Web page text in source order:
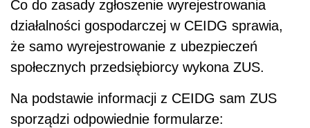
Co do zasady zgłoszenie wyrejestrowania
działalności gospodarczej w CEIDG sprawia,
że samo wyrejestrowanie z ubezpieczeń
społecznych przedsiębiorcy wykona ZUS.
Na podstawie informacji z CEIDG sam ZUS
sporządzi odpowiednie formularze: